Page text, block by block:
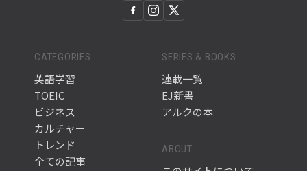
CATEGORIES
英語学習
TOEIC
ビジネス
カルチャー
トレンド
全ての記事
SERIES & BOOKS
連載一覧
EJ新書
アルクの本
ABOUT